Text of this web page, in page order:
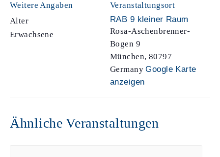
Veranstaltungsort
RAB 9 kleiner Raum
Rosa-Aschenbrenner-
Bogen 9
München, 80797
Germany Google Karte
anzeigen
Weitere Angaben
Alter
Erwachsene
Ähnliche Veranstaltungen